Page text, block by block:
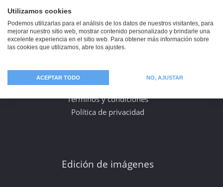
Alemania
Aviso legal
Términos y condiciones
Política de privacidad
Edición de imágenes
Utilizamos cookies
Podemos utilizarlas para el análisis de los datos de nuestros visitantes, para
mejorar nuestro sitio web, mostrar contenido personalizado y brindarle una
excelente experiencia en el sitio web. Para obtener más información sobre
las cookies que utilizamos, abre los ajustes.
ACEPTAR TODO NO, AJUSTAR